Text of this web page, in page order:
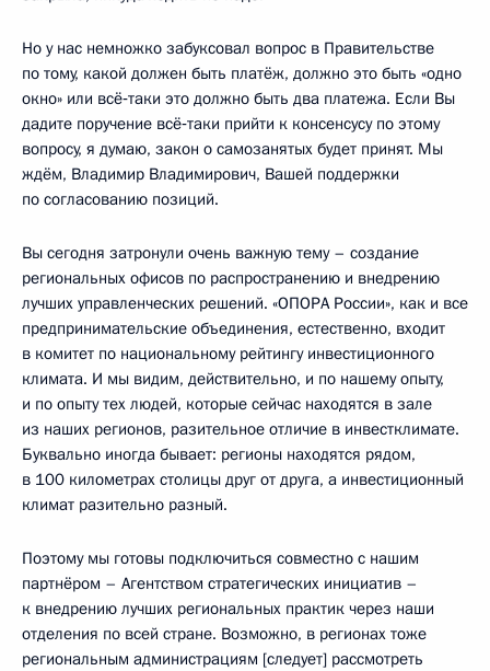
Но у нас немножко забуксовал вопрос в Правительстве
по тому, какой должен быть платёж, должно это быть «одно
окно» или всё‑таки это должно быть два платежа. Если Вы
дадите поручение всё‑таки прийти к консенсусу по этому
вопросу, я думаю, закон о самозанятых будет принят. Мы
ждём, Владимир Владимирович, Вашей поддержки
по согласованию позиций.
Вы сегодня затронули очень важную тему – создание
региональных офисов по распространению и внедрению
лучших управленческих решений. «ОПОРА России», как и все
предпринимательские объединения, естественно, входит
в комитет по национальному рейтингу инвестиционного
климата. И мы видим, действительно, и по нашему опыту,
и по опыту тех людей, которые сейчас находятся в зале
из наших регионов, разительное отличие в инвестклимате.
Буквально иногда бывает: регионы находятся рядом,
в 100 километрах столицы друг от друга, а инвестиционный
климат разительно разный.
Поэтому мы готовы подключиться совместно с нашим
партнёром – Агентством стратегических инициатив –
к внедрению лучших региональных практик через наши
отделения по всей стране. Возможно, в регионах тоже
региональным администрациям [следует] рассмотреть